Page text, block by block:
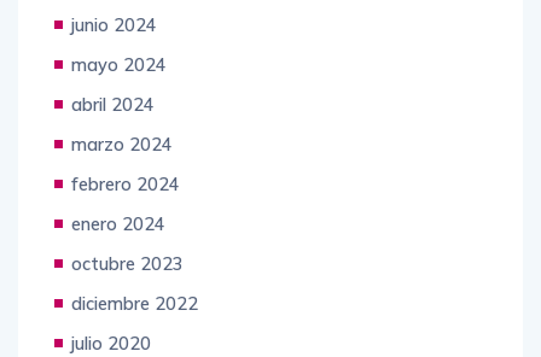
junio 2024
mayo 2024
abril 2024
marzo 2024
febrero 2024
enero 2024
octubre 2023
diciembre 2022
julio 2020